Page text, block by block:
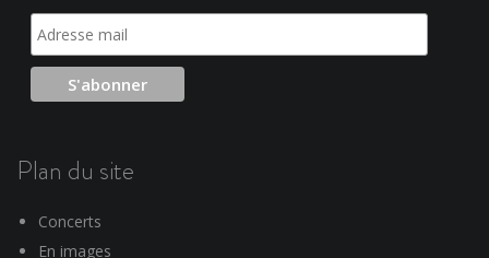
Plan du site
Concerts
En images